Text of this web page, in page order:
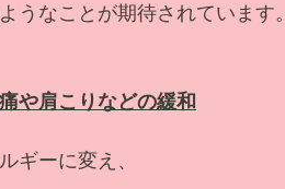
うなことが期待されています。
や肩こりなどの緩和
ギーに変え、